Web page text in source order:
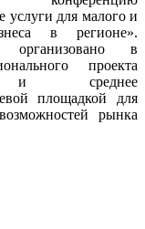
услуги для малого и
в регионе».
организовано в
проекта
и среднее
площадкой для
рынка